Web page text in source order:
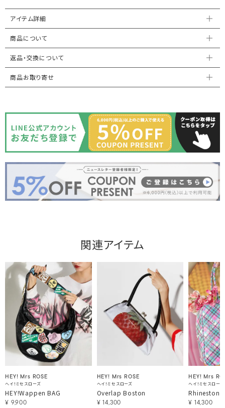
アイテム詳細
商品について
返品・交換について
商品お取り寄せ
関連アイテム
HEY! Mrs ROSE
ヘイ！ミセスローズ
HEY!Wappen BAG
¥ 9,900
HEY! Mrs ROSE
ヘイ！ミセスローズ
Overlap Boston
¥ 14,300
HEY! Mrs
ヘイ！ミセスローズ
¥ 14,300